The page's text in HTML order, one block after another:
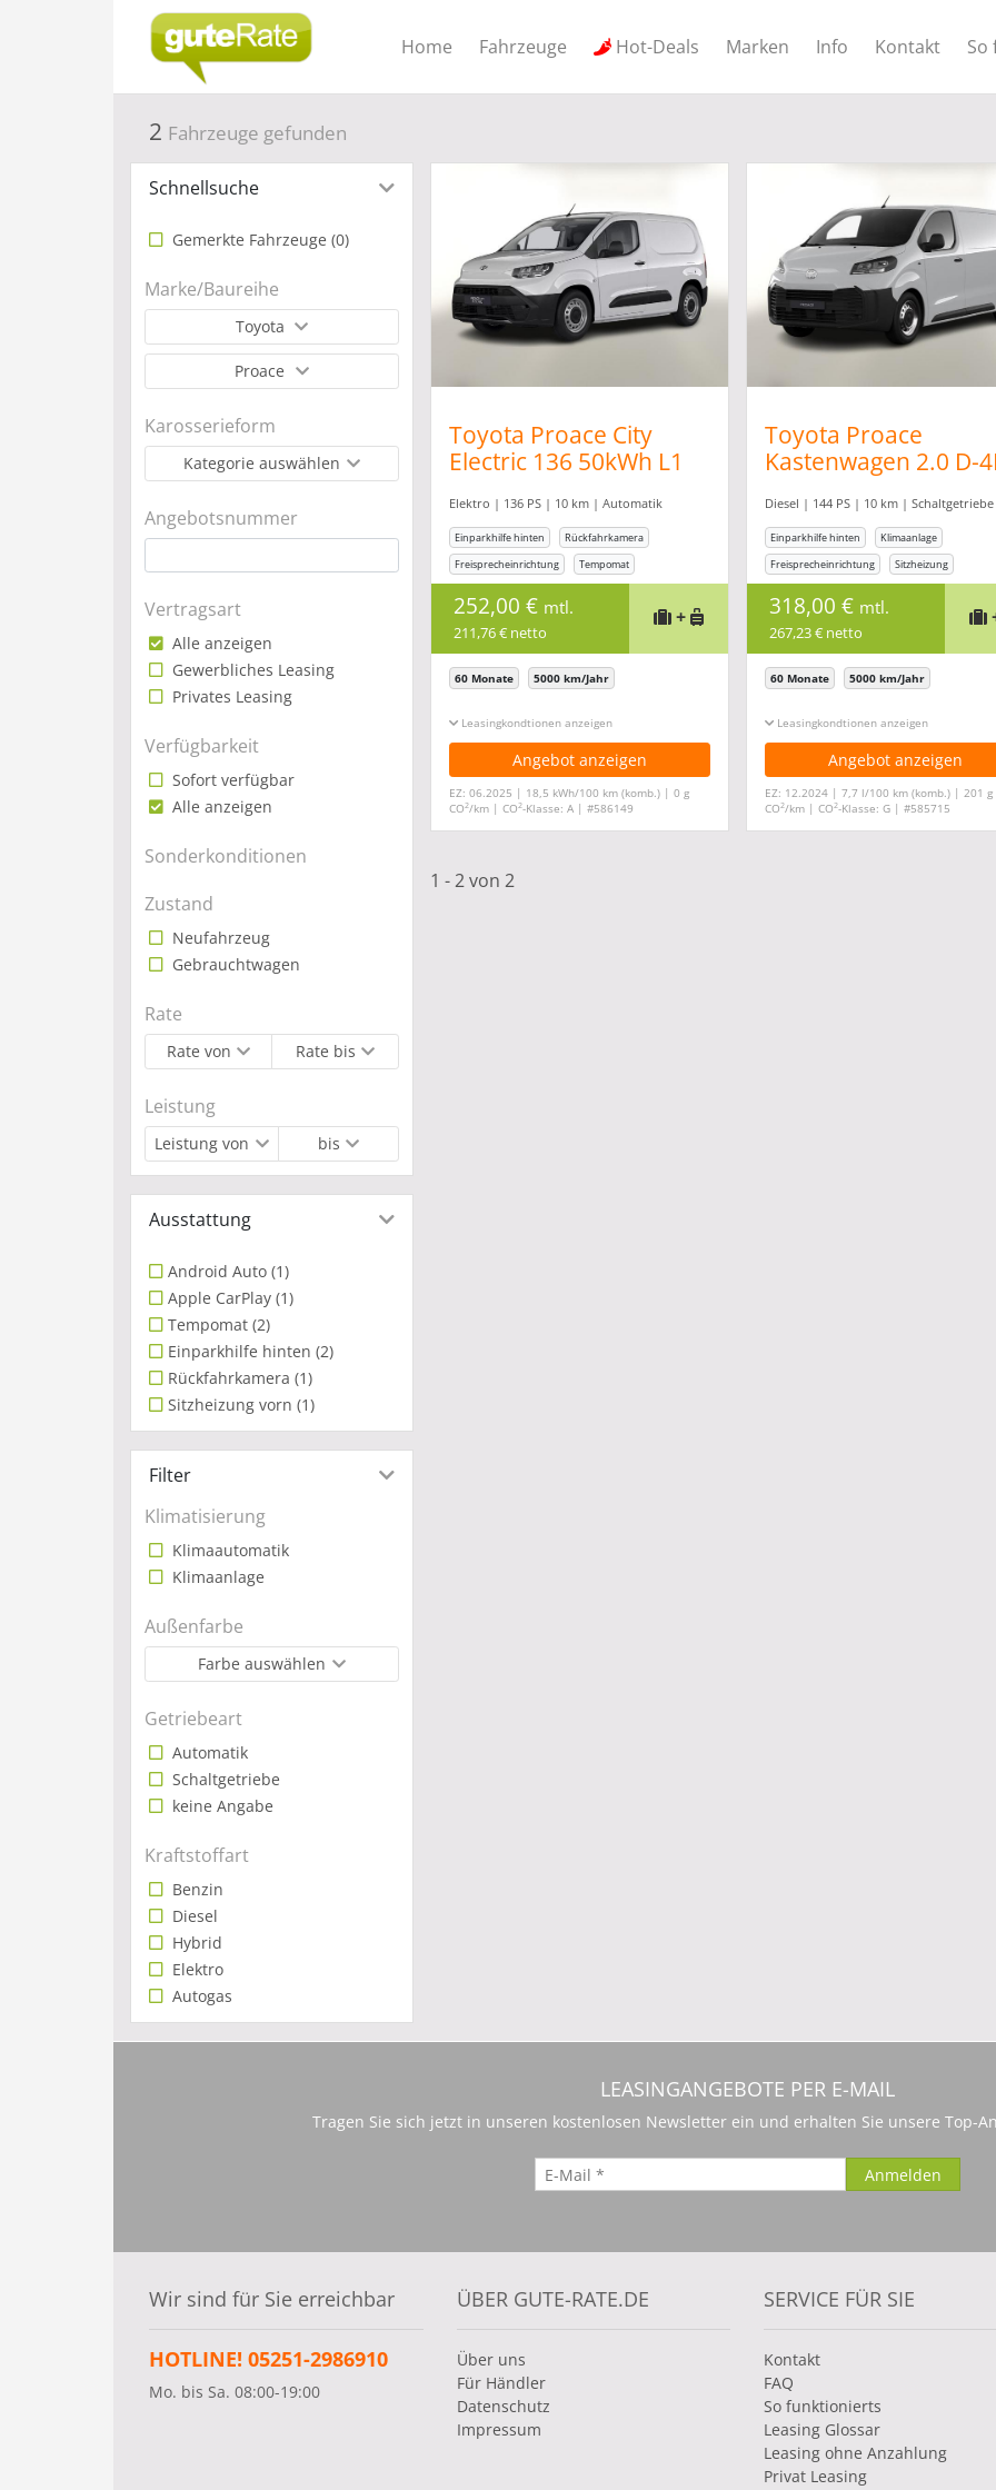
Home Fahrzeuge Hot-Deals Marken Info Kontakt So
2 Fahrzeuge gefunden
Schnellsuche
Gemerkte Fahrzeuge (0)
Marke/Baureihe
Toyota
Proace
Karosserieform
Kategorie auswählen
Angebotsnummer
Vertragsart
Alle anzeigen
Gewerbliches Leasing
Privates Leasing
Verfügbarkeit
Sofort verfügbar
Alle anzeigen
Sonderkonditionen
Zustand
Neufahrzeug
Gebrauchtwagen
Rate
Rate von Rate bis
Leistung
Leistung von bis
Ausstattung
Android Auto (1)
Apple CarPlay (1)
Tempomat (2)
Einparkhilfe hinten (2)
Rückfahrkamera (1)
Sitzheizung vorn (1)
Filter
Klimatisierung
Klimaautomatik
Klimaanlage
Außenfarbe
Farbe auswählen
Getriebeart
Automatik
Schaltgetriebe
keine Angabe
Kraftstoffart
Benzin
Diesel
Hybrid
Elektro
Autogas
Toyota Proace City
Electric 136 50kWh L1
Elektro | 136 PS | 10 km | Automatik
Einparkhilfe hinten
Rückfahrkamera
Freisprecheinrichtung
Tempomat
252,00 € mtl.
211,76 € netto
+
60 Monate 5000 km/Jahr
Leasingkonditionen ein-/ausblenden
Angebot anzeigen
EZ: 06.2025 | 18,5 kWh/100 km (komb.) | 0 g
CO2/km | CO2-Klasse: A | #586149
Toyota Proace
Kastenwagen 2.0 D-
PDC Temp
Diesel | 144 PS | 10 km | Schaltgetriebe
Einparkhilfe hinten
Klimaanlage
Freisprecheinrichtung
Sitzheizung
318,00 € mtl.
267,23 € netto
60 Monate 5000 km/Jahr
Leasingkonditionen ein-/ausblenden
Angebot anzeigen
EZ: 12.2024 | 7,7 l/100 km (komb.) | 201 g
CO2/km | CO2-Klasse: G | #585715
1 - 2 von 2
LEASINGANGEBOTE PER E-MAIL
Tragen Sie sich jetzt in unseren kostenlosen Newsletter ein und erhalten Sie unsere Top-
Wir sind für Sie erreichbar
HOTLINE! 05251-2986910
Mo. bis Sa. 08:00-19:00
ÜBER GUTE-RATE.DE
Über uns
Für Händler
Datenschutz
Impressum
SERVICE FÜR SIE
Kontakt
FAQ
So funktionierts
Leasing Glossar
Leasing ohne Anzahlung
Privat Leasing